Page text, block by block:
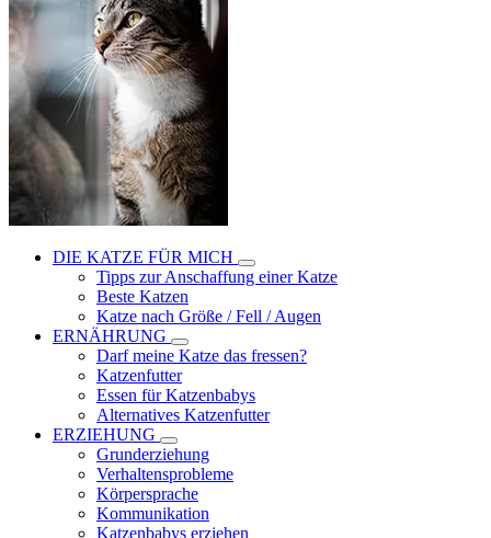
DIE KATZE FÜR MICH
Tipps zur Anschaffung einer Katze
Beste Katzen
Katze nach Größe / Fell / Augen
ERNÄHRUNG
Darf meine Katze das fressen?
Katzenfutter
Essen für Katzenbabys
Alternatives Katzenfutter
ERZIEHUNG
Grunderziehung
Verhaltensprobleme
Körpersprache
Kommunikation
Katzenbabys erziehen